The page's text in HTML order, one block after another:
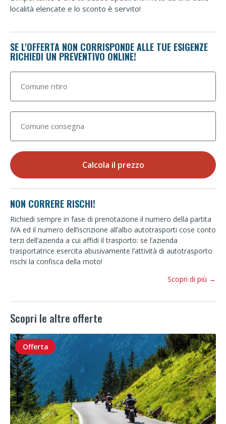
località elencate e lo sconto è servito!
SE L'OFFERTA NON CORRISPONDE ALLE TUE ESIGENZE
RICHIEDI UN PREVENTIVO ONLINE!
Calcola il prezzo
NON CORRERE RISCHI!
Richiedi sempre in fase di prenotazione il numero della partita
IVA ed il numero dell’iscrizione all’albo autotrasporti cose conto
terzi dell’azienda a cui affidi il trasporto: se l’azienda
trasportatrice esercita abusivamente l’attività di autotrasporto
rischi la confisca della moto!
Scopri di più →
Scopri le altre offerte
Offerta